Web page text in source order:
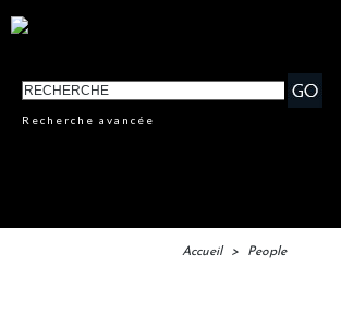
Recherche avancée
Accueil > People